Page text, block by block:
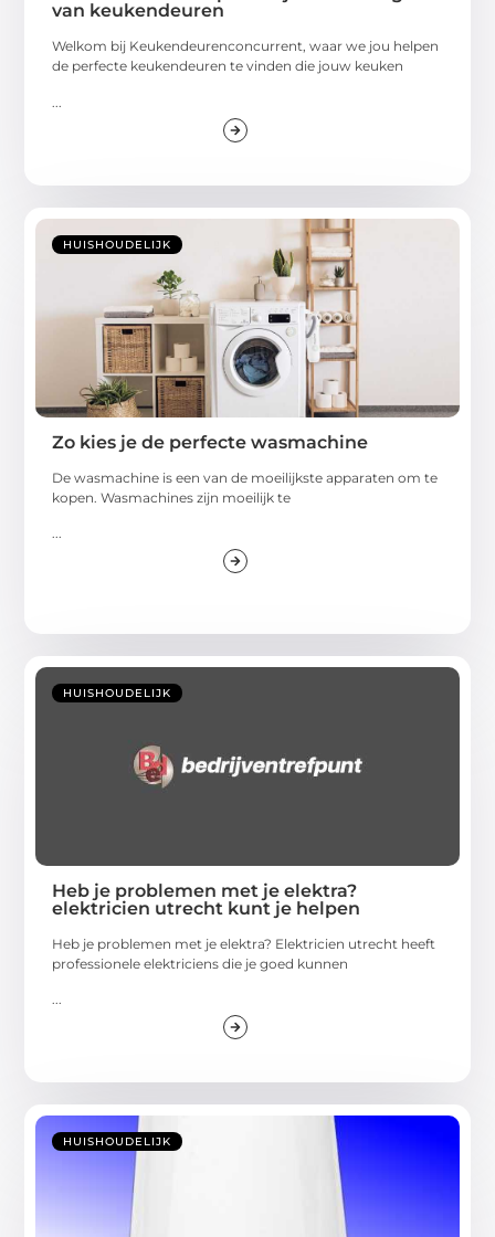
van keukendeuren
Welkom bij Keukendeurenconcurrent, waar we jou helpen
de perfecte keukendeuren te vinden die jouw keuken
HUISHOUDELIJK
Zo kies je de perfecte wasmachine
De wasmachine is een van de moeilijkste apparaten om te
kopen. Wasmachines zijn moeilijk te
HUISHOUDELIJK
Heb je problemen met je elektra?
elektricien utrecht kunt je helpen
Heb je problemen met je elektra? Elektricien utrecht heeft
professionele elektriciens die je goed kunnen
...
HUISHOUDELIJK